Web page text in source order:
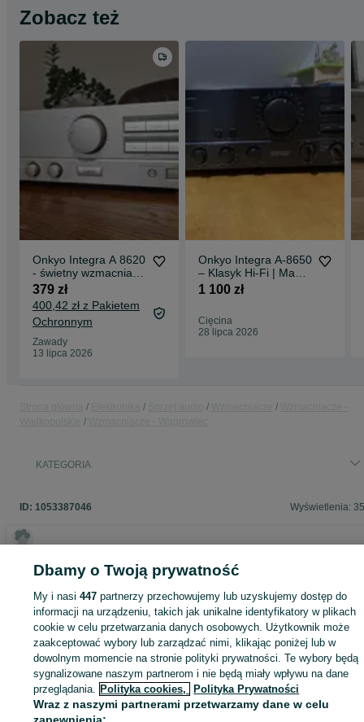
Zobacz też
Onkyo Integra A 8620
- świetny wzmacniacz
Vintage
379 zł
400,42 zł z Pakietem
Ochronnym
Zawady
13 lipca 2026
Onkyo Integra A-8650
– Klasyk Hi-Fi | Made
in Japan | Stan
1 100 zł
Cięcina
28 lipca 2026
KATEGORIA
ID: 1053387046 Wyświetlenia:
Zaloguj się lub załóż konto na OLX, aby skontaktować się z
sprzedającym
Zaloguj się / Załóż konto
Kup
Dbamy o Twoją prywatność
My i nasi447 partnerzy przechowujemy lub uzyskujemy dostęp do
informacji na urządzeniu, takich jak unikalne identyfikatory w plikach
cookie w celu przetwarzania danych osobowych. Użytkownik może
zaakceptować wybory lub zarządzać nimi, klikając poniżej lub w
dowolnym momencie na stronie polityki prywatności. Te wybory będą
sygnalizowane naszym partnerom i nie będą miały wpływu na dane
przeglądania. Polityka cookies, Polityka Prywatności
Wraz z naszymi partnerami przetwarzamy dane w celu